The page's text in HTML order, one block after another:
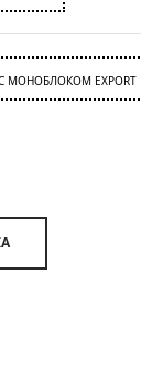
МОНОБЛОКОМ EXPORT